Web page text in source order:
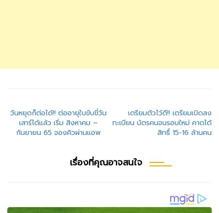
แนะแนว
เรื่อง
วันหยุดก็ต่อได้!! ต่ออายุใบขับขี่วัน
เสาร์ได้แล้ว เริ่ม สิงหาคม –
กันยายน 65 จองคิวผ่านแอพ
เตรียมตัวไว้ดี!! เตรียมเปิดลง
ทะเบียน บัตรคนจนรอบใหม่ คาดได้
สิทธิ์ 15-16 ล้านคน
เรื่องที่คุณอาจสนใจ